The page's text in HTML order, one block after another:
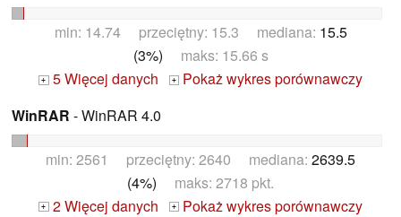
min: 14.74 przeciętny: 15.3 mediana: 15.5
(3%) maks: 15.66 s
+ 5 Więcej danych +
Pokaż wykres porównawczy
WinRAR - WinRAR 4.0
min: 2561 przeciętny: 2640 mediana: 2639.5
(4%) maks: 2718 pkt.
+ 2 Więcej danych +
Pokaż wykres porównawczy